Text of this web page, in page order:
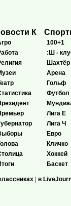
К
100+1
:Ш -
Шахтёр
Арена
Гольф
Футбол
Лига Е
Лига Ч
Евро
Кличко
Хоккей
Баскет
| в